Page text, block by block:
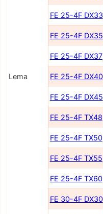
Lema
FE 25-4F DX33
FE 25-4F DX35
FE 25-4F DX37
FE 25-4F DX40
FE 25-4F DX45
FE 25-4F TX48
FE 25-4F TX50
FE 25-4F TX55
FE 25-4F TX60
FE 30-4F DX30